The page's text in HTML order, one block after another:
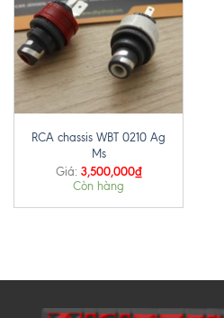
RCA chassis WBT 0210 Ag
Ms
Giá: 3,500,000₫
Còn hàng